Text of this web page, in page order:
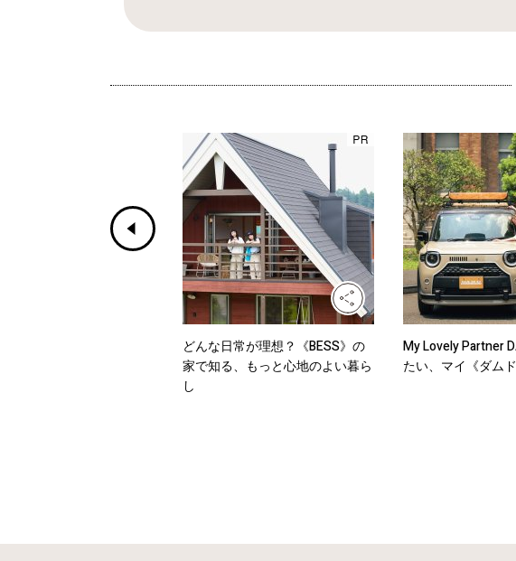
どんな日常が理想？《BESS》の
家で知る、もっと心地のよい暮ら
し
My Lovely Partner
たい、マイ《ダム